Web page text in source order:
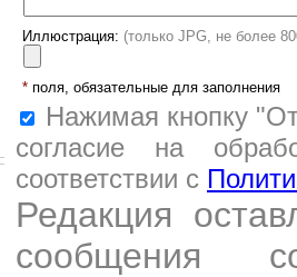
Иллюстрация: (только JPG, не более
* поля, обязательные для заполнения
Нажимая кнопку
согласие на
соответствии с
Редакция
сообщения